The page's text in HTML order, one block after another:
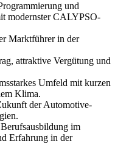
und
modernster CALYPSO-
Marktführer in der
attraktive Vergütung und
Umfeld mit kurzen
Klima.
der Automotive-
im
Erfahrung in der